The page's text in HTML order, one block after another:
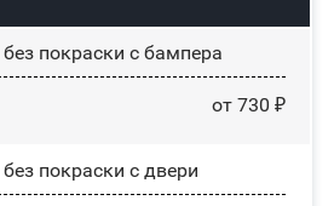
покраски с бампера
от 730 ₽
покраски с двери